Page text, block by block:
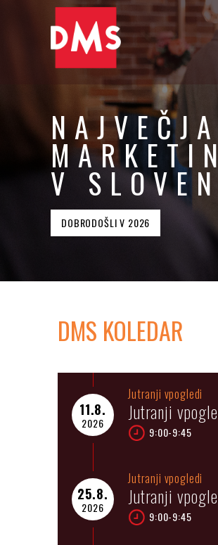
NAJVEČJA
V
DOBRODOŠLI V 2026
DMS KOLEDAR
11.8.
2026
Jutranji vpogledi
Jutranji
9:00-9:45
25.8.
2026
Jutranji vpogledi
Jutranji
9:00-9:45